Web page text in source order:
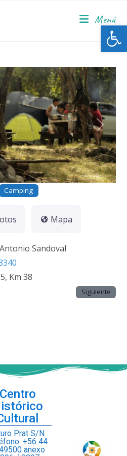
Menú
Camping
Mapa
Sandoval
Km 38
Siguiente
Centro
Prat S/N
+56 44
anexo